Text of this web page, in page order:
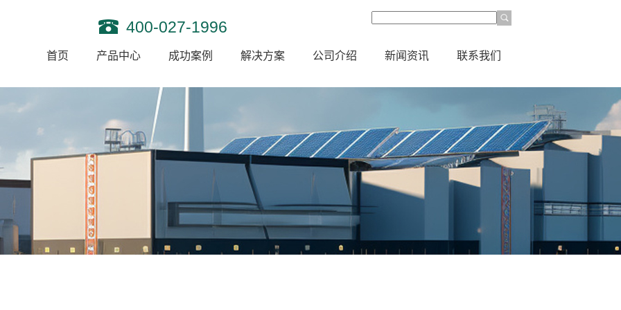
400-027-1996
首页 产品中心 成功案例 解决方案 公司介绍 新闻资讯 联系我们